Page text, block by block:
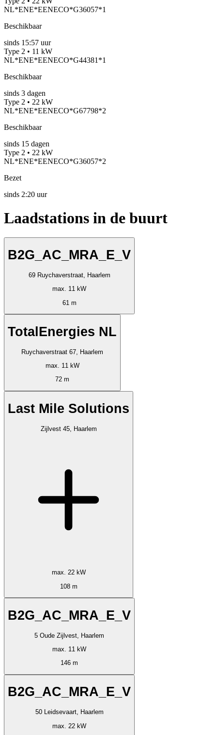
NL*ENE*EENECO*G36057*1
Beschikbaar
sinds 15:57 uur
Type 2 • 11 kW
NL*ENE*EENECO*G44381*1
Beschikbaar
sinds 3 dagen
Type 2 • 22 kW
NL*ENE*EENECO*G67798*2
Beschikbaar
sinds 15 dagen
Type 2 • 22 kW
NL*ENE*EENECO*G36057*2
Bezet
sinds 2:20 uur
Laadstations in de buurt
B2G_AC_MRA_E_V
69 Ruychaverstraat, Haarlem
max. 11 kW
61 m
TotalEnergies NL
Ruychaverstraat 67, Haarlem
max. 11 kW
72 m
Last Mile Solutions
Zijlvest 45, Haarlem
max. 22 kW
108 m
B2G_AC_MRA_E_V
5 Oude Zijlvest, Haarlem
max. 11 kW
146 m
B2G_AC_MRA_E_V
50 Leidsevaart, Haarlem
max. 22 kW